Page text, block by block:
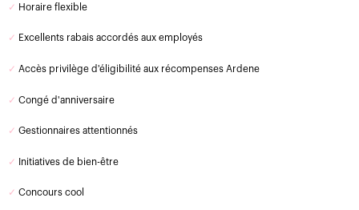
✓ Horaire flexible
✓ Excellents rabais accordés aux employés
✓ Accès privilège d'éligibilité aux récompenses Ardene
✓ Congé d'anniversaire
✓ Gestionnaires attentionnés
✓ Initiatives de bien-être
✓ Concours cool